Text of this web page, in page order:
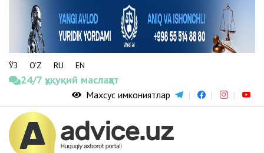
ЎЗ O‘Z RU EN
24/7 ҳуқуқий маслаҳат
Махсус имкониятлар